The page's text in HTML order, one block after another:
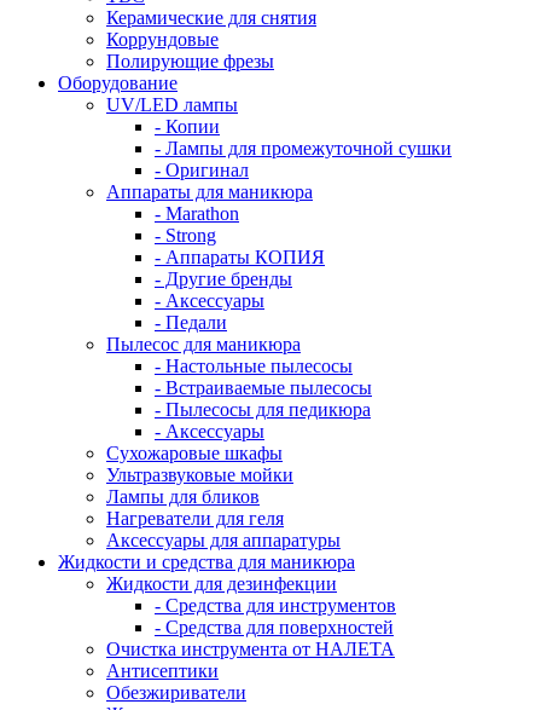
Керамические для снятия
Коррундовые
Полирующие фрезы
Оборудование
UV/LED лампы
- Копии
- Лампы для промежуточной сушки
- Оригинал
Аппараты для маникюра
- Marathon
- Strong
- Аппараты КОПИЯ
- Другие бренды
- Аксессуары
- Педали
Пылесос для маникюра
- Настольные пылесосы
- Встраиваемые пылесосы
- Пылесосы для педикюра
- Аксессуары
Сухожаровые шкафы
Ультразвуковые мойки
Лампы для бликов
Нагреватели для геля
Аксессуары для аппаратуры
Жидкости и средства для маникюра
Жидкости для дезинфекции
- Средства для инструментов
- Средства для поверхностей
Очистка инструмента от НАЛЕТА
Антисептики
Обезжириватели